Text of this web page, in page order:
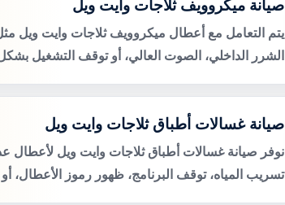
صيانة ميكروويف ثلاجات وايت ويل
يتم التعامل مع أعطال ميكروويف ثلاجات وايت ويل
الشرر الداخلي، الصوت العالي، أو توقف التشغيل
صيانة غسالات أطباق ثلاجات وايت ويل
نوفر صيانة غسالات أطباق ثلاجات وايت ويل
تسريب المياه، توقف البرنامج، ظهور رموز الأعطال،